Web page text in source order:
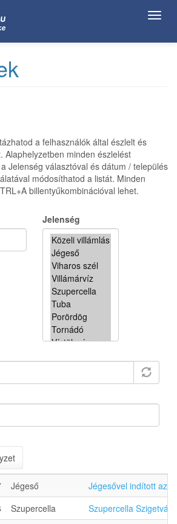
a felhasználók által észlelt és
Alaphelyzetben minden észlelést
Jelenség választóval és dátum / település
módosíthatod a listát. Minden
billentyűkombinációval lehet.
Jelenség
Jégeső
Jégesővel indított az
Szupercella
Szupercella Szigetvár